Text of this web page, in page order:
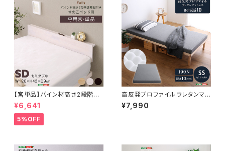
【宮単品】パイン材高さ2段階調
整脚付きすのこベッド用(セミダ
ブル)
¥6,641
5%OFF
高反発プロファイルウレタンマッ
トレス【Beleza10-ベレーザ・テ
ン-】(セミシングル) ORM-10
¥7,990